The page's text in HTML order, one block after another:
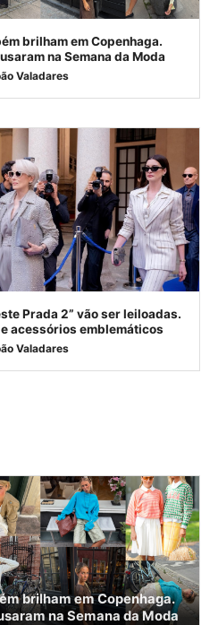
brilham em Copenhaga.
na Semana da Moda
Valadares
Prada 2” vão ser leiloadas.
acessórios emblemáticos
Valadares
brilham em Copenhaga.
na Semana da Moda